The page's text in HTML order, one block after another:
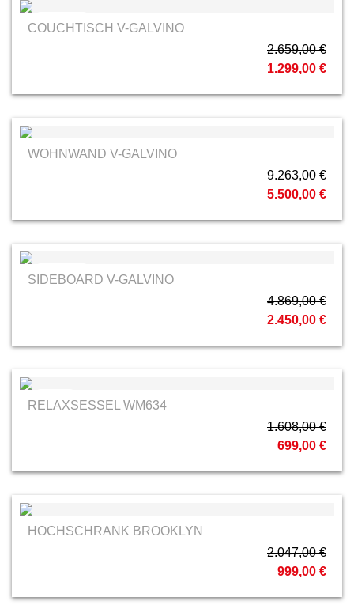
Voglauer
COUCHTISCH V-GALVINO
2.659,00 €
1.299,00 €
Voglauer
WOHNWAND V-GALVINO
9.263,00 €
5.500,00 €
Voglauer
SIDEBOARD V-GALVINO
4.869,00 €
2.450,00 €
Hukla
RELAXSESSEL WM634
1.608,00 €
699,00 €
HOCHSCHRANK BROOKLYN
2.047,00 €
999,00 €